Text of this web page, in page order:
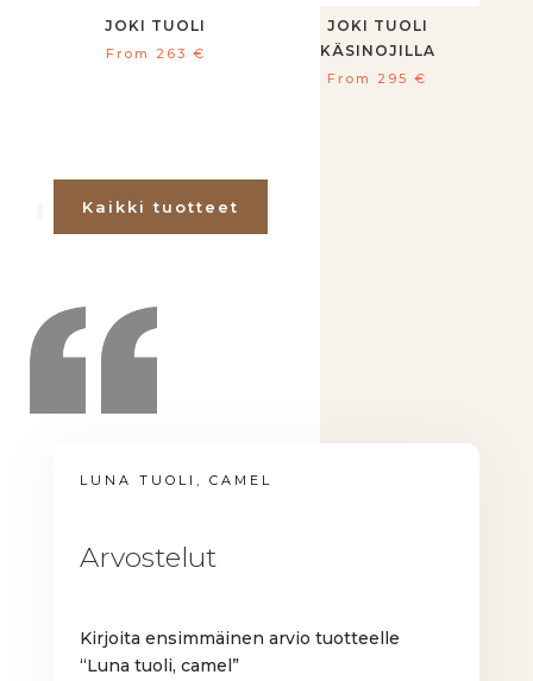
JOKI TUOLI
From 263 €
JOKI TUOLI
KÄSINOJILLA
From 295€
Kaikki tuotteet
LUNA TUOLI, CAMEL
Arvostelut
Kirjoita ensimmäinen arvio tuotteelle
“Luna tuoli, camel”